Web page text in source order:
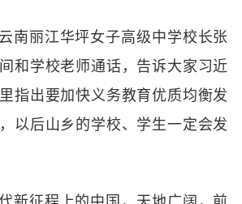
南丽江华坪女子高级中学校长张
和学校老师通话，告诉大家习近
指出要加快义务教育优质均衡发
以后山乡的学校、学生一定会发